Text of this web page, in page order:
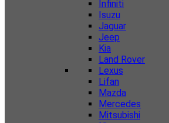
Infiniti
Isuzu
Jaguar
Jeep
Kia
Land Rover
Lexus
Lifan
Mazda
Mercedes
Mitsubishi